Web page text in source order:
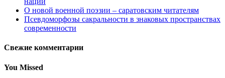
О новой военной поэзии – саратовским читателям
Псевдоморфозы сакральности в знаковых пространствах
современности
Свежие комментарии
You Missed